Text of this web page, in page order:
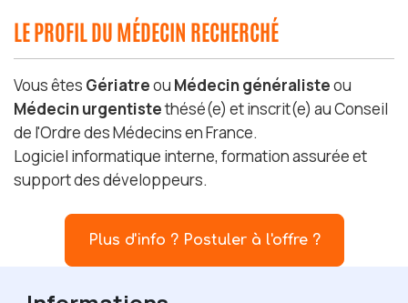
LE PROFIL DU MÉDECIN RECHERCHÉ
Vous êtes Gériatreou Médecin généralisteou
Médecin urgentistethésé(e) et inscrit(e) au Conseil
de l'Ordre des Médecins en France.
Logiciel informatique interne, formation assurée et
support des développeurs.
Plus d'info ? Postuler à l'offre ?